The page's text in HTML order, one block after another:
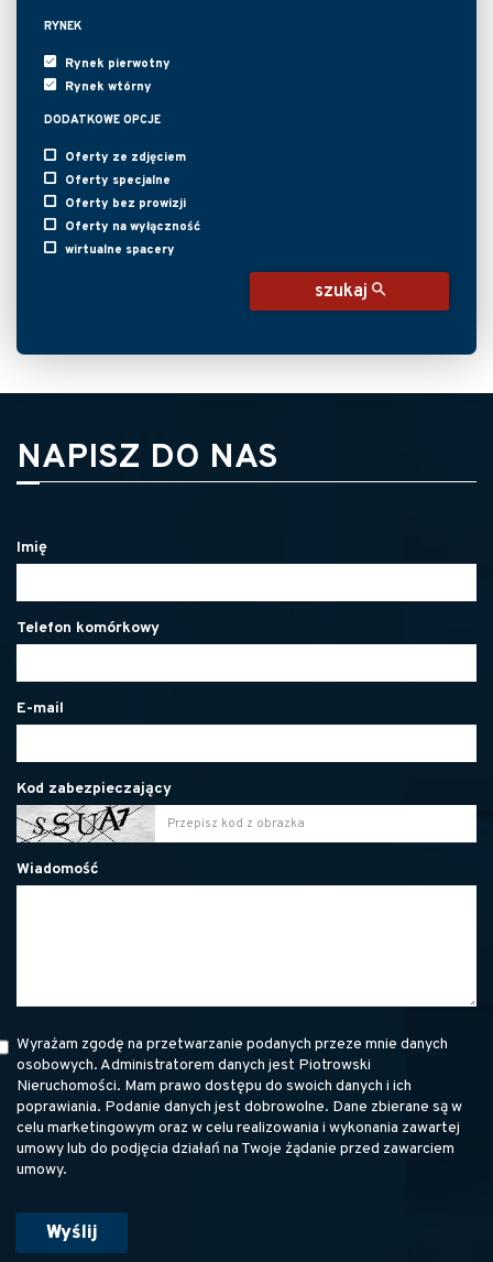
RYNEK
Rynek pierwotny
Rynek wtórny
DODATKOWE OPCJE
Oferty ze zdjęciem
Oferty specjalne
Oferty bez prowizji
Oferty na wyłączność
wirtualne spacery
szukaj
NAPISZ DO NAS
Imię
Telefon komórkowy
E-mail
Kod zabezpieczający
Wiadomość
Wyrażam zgodę na przetwarzanie podanych przeze mnie danych
osobowych. Administratorem danych jest Piotrowski
Nieruchomości. Mam prawo dostępu do swoich danych i ich
poprawiania. Podanie danych jest dobrowolne. Dane zbierane są w
celu marketingowym oraz w celu realizowania i wykonania zawartej
umowy lub do podjęcia działań na Twoje żądanie przed zawarciem
umowy.